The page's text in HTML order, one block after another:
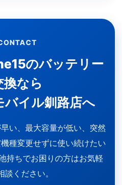
のバッテリー
換なら
バイル釧路店へ
い、最大容量が低い、突然
種変更せずに使い続けたい
持ちでお困りの方はお気軽
談ください。